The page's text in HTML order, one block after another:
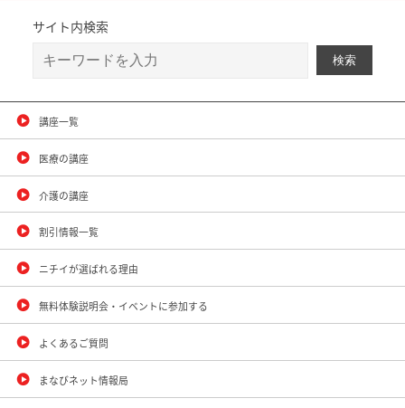
サイト内検索
講座一覧
医療の講座
介護の講座
割引情報一覧
ニチイが選ばれる理由
無料体験説明会・イベントに参加する
よくあるご質問
まなびネット情報局